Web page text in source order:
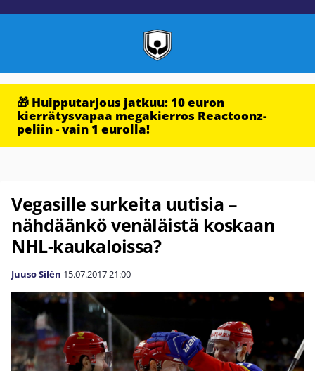
🎁 Huipputarjous jatkuu: 10 euron
kierrätysvapaa megakierros Reactoonz-
peliin - vain 1 eurolla!
Vegasille surkeita uutisia –
nähdäänkö venäläistä koskaan
NHL-kaukaloissa?
Juuso Silén 15.07.201721:00